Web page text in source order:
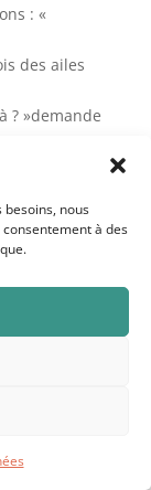
nous
à des
: «
des ailes
? »demande
plus
consiste à
les